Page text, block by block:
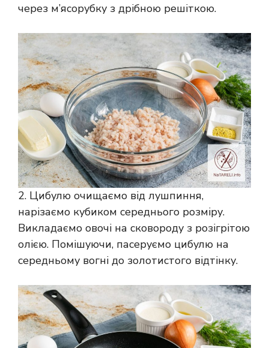
через м’ясорубку з дрібною решіткою.
2. Цибулю очищаємо від лушпиння,
нарізаємо кубиком середнього розміру.
Викладаємо овочі на сковороду з розігрітою
олією. Помішуючи, пасеруємо цибулю на
середньому вогні до золотистого відтінку.